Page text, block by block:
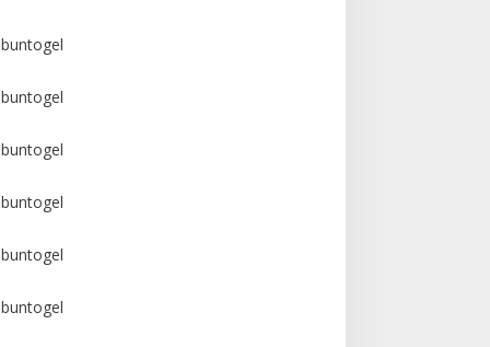
buntogel
buntogel
buntogel
buntogel
buntogel
buntogel